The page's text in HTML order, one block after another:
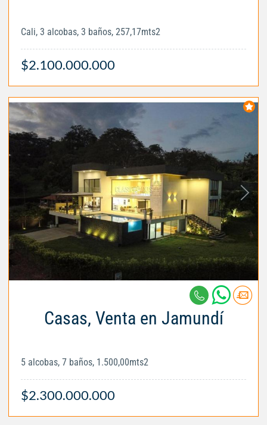
Cali, 3 alcobas, 3 baños, 257,17mts2
$2.100.000.000
Casas, Venta en Jamundí
5 alcobas, 7 baños, 1.500,00mts2
$2.300.000.000